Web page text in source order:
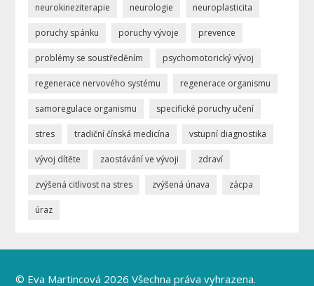
neurokineziterapie neurologie neuroplasticita
poruchy spánku poruchy vývoje prevence
problémy se soustředěním psychomotorický vývoj
regenerace nervového systému regenerace organismu
samoregulace organismu specifické poruchy učení
stres tradiční čínská medicína vstupní diagnostika
vývoj dítěte zaostávání ve vývoji zdraví
zvýšená citlivost na stres zvýšená únava zácpa
úraz
© Eva Martincová 2026 Všechna práva vyhrazena.